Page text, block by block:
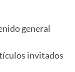
general
invitados